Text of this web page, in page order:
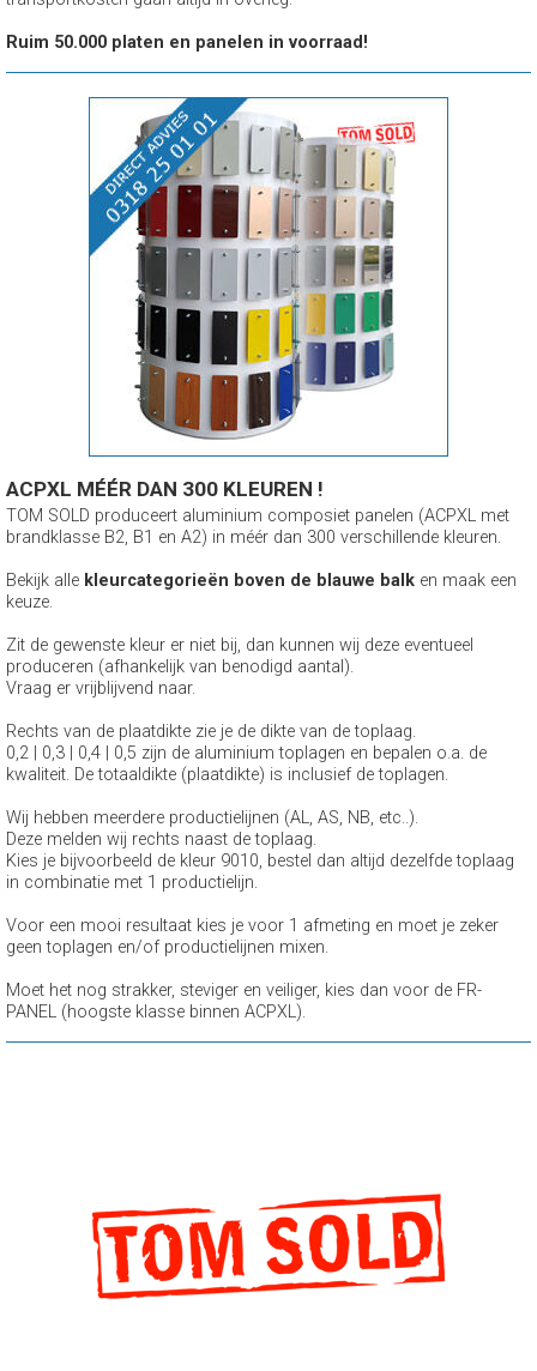
Ruim 50.000 platen en panelen in voorraad!
ACPXL MÉÉR DAN 300 KLEUREN !
TOM SOLD produceert aluminium composiet panelen (ACPXL met
brandklasse B2, B1 en A2) in méér dan 300 verschillende kleuren.
Bekijk alle kleurcategorieën boven de blauwe balk en maak een
keuze.
Zit de gewenste kleur er niet bij, dan kunnen wij deze eventueel
produceren (afhankelijk van benodigd aantal).
Vraag er vrijblijvend naar.
Rechts van de plaatdikte zie je de dikte van de toplaag.
0,2 | 0,3 | 0,4 | 0,5 zijn de aluminium toplagen en bepalen o.a. de
kwaliteit. De totaaldikte (plaatdikte) is inclusief de toplagen.
Wij hebben meerdere productielijnen (AL, AS, NB, etc..).
Deze melden wij rechts naast de toplaag.
Kies je bijvoorbeeld de kleur 9010, bestel dan altijd dezelfde toplaag
in combinatie met 1 productielijn.
Voor een mooi resultaat kies je voor 1 afmeting en moet je zeker
geen toplagen en/of productielijnen mixen.
Moet het nog strakker, steviger en veiliger, kies dan voor de FR-
PANEL (hoogste klasse binnen ACPXL).